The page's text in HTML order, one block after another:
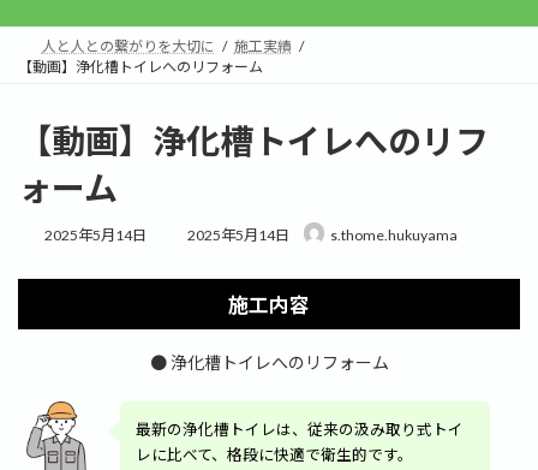
人と人との繋がりを大切に
施工実績
【動画】浄化槽トイレへのリフォーム
【動画】浄化槽トイレへのリフ
ォーム
2025年5月14日
最
:
2025年5月14日 s.thome.hukuyama
施工内容
● 浄化槽トイレへのリフォーム
最新の浄化槽トイレは、従来の汲み取り式トイ
レに比べて、格段に快適で衛生的です。